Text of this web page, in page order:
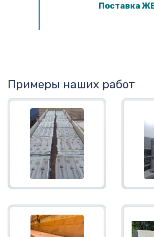
Поставка
Примеры наших работ